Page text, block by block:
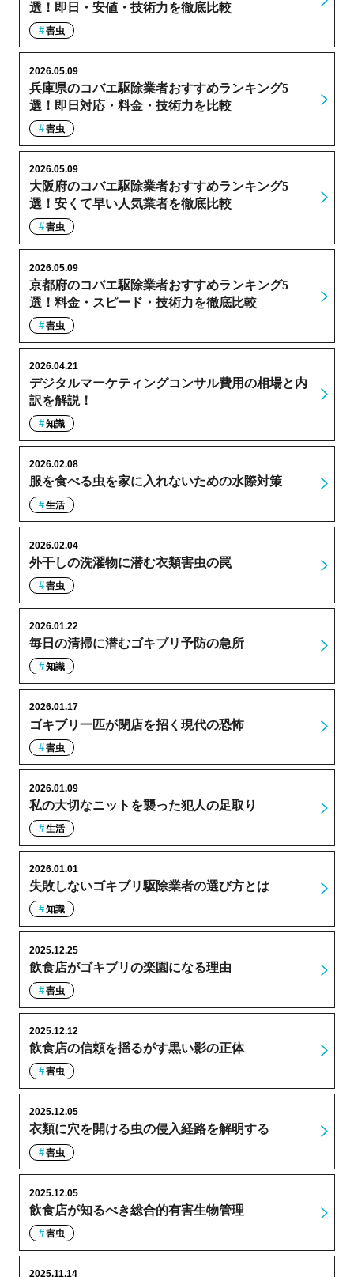
選！即日・安値・技術力を徹底比較
害虫
兵庫県のコバエ駆除業者おすすめランキング5
選！即日対応・料金・技術力を比較
2026.05.09
害虫
大阪府のコバエ駆除業者おすすめランキング5
選！安くて早い人気業者を徹底比較
2026.05.09
害虫
京都府のコバエ駆除業者おすすめランキング5
選！料金・スピード・技術力を徹底比較
2026.05.09
害虫
デジタルマーケティングコンサル費用の相場と内
訳を解説！
2026.04.21
知識
服を食べる虫を家に入れないための水際対策
2026.02.08
生活
外干しの洗濯物に潜む衣類害虫の罠
2026.02.04
害虫
毎日の清掃に潜むゴキブリ予防の急所
2026.01.22
知識
ゴキブリ一匹が閉店を招く現代の恐怖
2026.01.17
害虫
私の大切なニットを襲った犯人の足取り
2026.01.09
生活
失敗しないゴキブリ駆除業者の選び方とは
2026.01.01
知識
飲食店がゴキブリの楽園になる理由
2025.12.25
害虫
飲食店の信頼を揺るがす黒い影の正体
2025.12.12
害虫
衣類に穴を開ける虫の侵入経路を解明する
2025.12.05
害虫
飲食店が知るべき総合的有害生物管理
2025.12.05
害虫
2025.11.14